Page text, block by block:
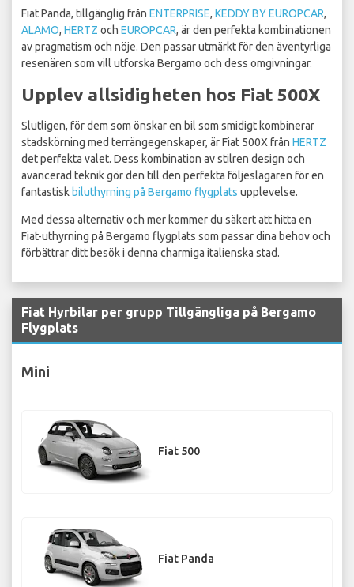
Fiat Panda, tillgänglig från ENTERPRISE, KEDDY BY EUROPCAR,
ALAMO, HERTZ och EUROPCAR, är den perfekta kombinationen
av pragmatism och nöje. Den passar utmärkt för den äventyrliga
resenären som vill utforska Bergamo och dess omgivningar.
Upplev allsidigheten hos Fiat 500X
Slutligen, för dem som önskar en bil som smidigt kombinerar
stadskörning med terrängegenskaper, är Fiat 500X från HERTZ
det perfekta valet. Dess kombination av stilren design och
avancerad teknik gör den till den perfekta följeslagaren för en
fantastisk biluthyrning på Bergamo flygplats upplevelse.
Med dessa alternativ och mer kommer du säkert att hitta en
Fiat-uthyrning på Bergamo flygplats som passar dina behov och
förbättrar ditt besök i denna charmiga italienska stad.
Fiat Hyrbilar per grupp Tillgängliga på Bergamo
Flygplats
Mini
Fiat 500
Fiat Panda